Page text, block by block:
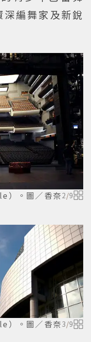
編舞家及新銳
）。圖／香奈2/9
）。圖／香奈3/9